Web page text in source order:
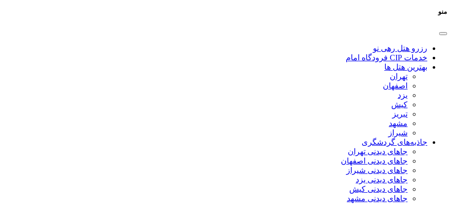
منو
رزرو هتل رهی نو
خدمات CIP فرودگاه امام
بهترین هتل ها
تهران
اصفهان
یزد
کیش
تبریز
مشهد
شیراز
جاذبه‌های گردشگری
جاهای دیدنی تهران
جاهای دیدنی اصفهان
جاهای دیدنی شیراز
جاهای دیدنی یزد
جاهای دیدنی کیش
جاهای دیدنی مشهد